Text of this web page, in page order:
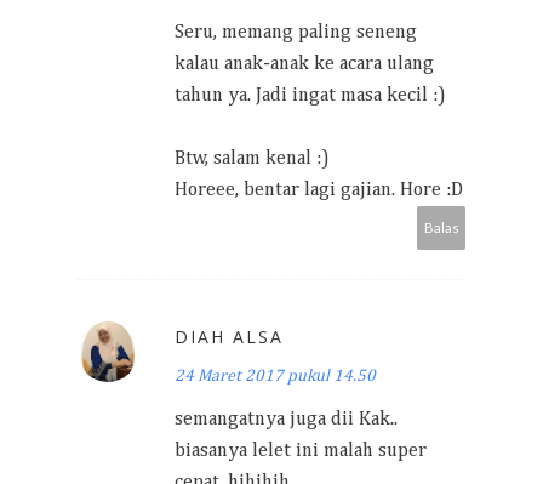
Seru, memang paling seneng
kalau anak-anak ke acara ulang
tahun ya. Jadi ingat masa kecil :)
Btw, salam kenal :)
Horeee, bentar lagi gajian. Hore :D
Balas
DIAH ALSA
24 Maret 2017 pukul 14.50
semangatnya juga dii Kak..
biasanya lelet ini malah super